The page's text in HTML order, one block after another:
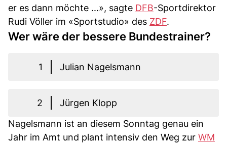
er es dann möchte ...», sagte DFB-Sportdirektor
Rudi Völler im «Sportstudio» des ZDF.
Wer wäre der bessere Bundestrainer?
1 Julian Nagelsmann
2
Jürgen Klopp
Nagelsmann ist an diesem Sonntag genau ein
Jahr im Amt und plant intensiv den Weg zur WM